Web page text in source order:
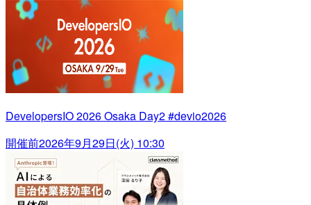
DevelopersIO 2026 Osaka Day2 #devio2026
開催前2026年9月29日(火) 10:30